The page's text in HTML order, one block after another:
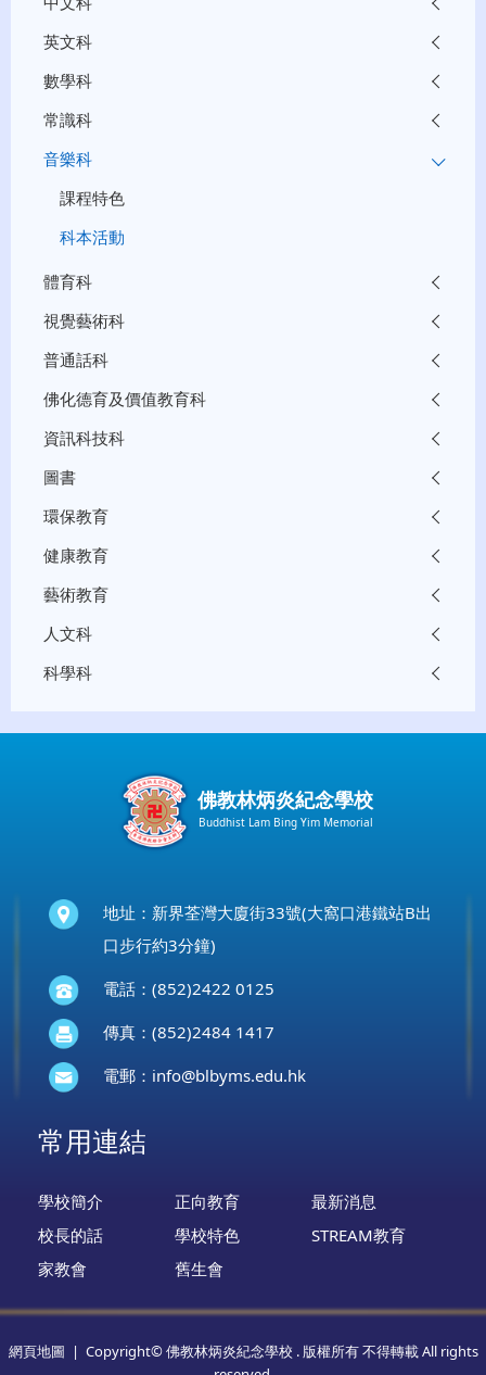
英文科
數學科
常識科
音樂科
課程特色
科本活動
體育科
視覺藝術科
普通話科
佛化德育及價值教育科
資訊科技科
圖書
環保教育
健康教育
藝術教育
人文科
科學科
佛教林炳炎紀念學校
Buddhist Lam Bing Yim Memorial
地址：新界荃灣大廈街33號(大窩口港鐵站B出
口步行約3分鐘)
電話：(852)2422 0125
傳真：(852)2484 1417
電郵： info@blbyms.edu.hk
常用連結
學校簡介 正向教育
最新消息
校長的話
學校特色
STREAM教育
家教會
舊生會
網頁地圖 | Copyright© 佛教林炳炎紀念學校 . 版權所有 不得轉載 All rights